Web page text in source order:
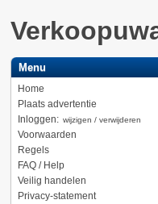
Menu
Home
Plaats advertentie
Inloggen: wijzigen / verwijderen
Voorwaarden
Regels
FAQ / Help
Veilig handelen
Privacy-statement